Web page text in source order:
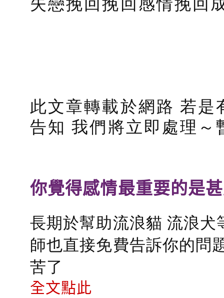
此文章轉載於網路 若
告知 我們將立即處理～
你覺得感情最重要的是
長期於幫助流浪貓 流浪
師也直接免費告訴你的問
苦了
全文點此